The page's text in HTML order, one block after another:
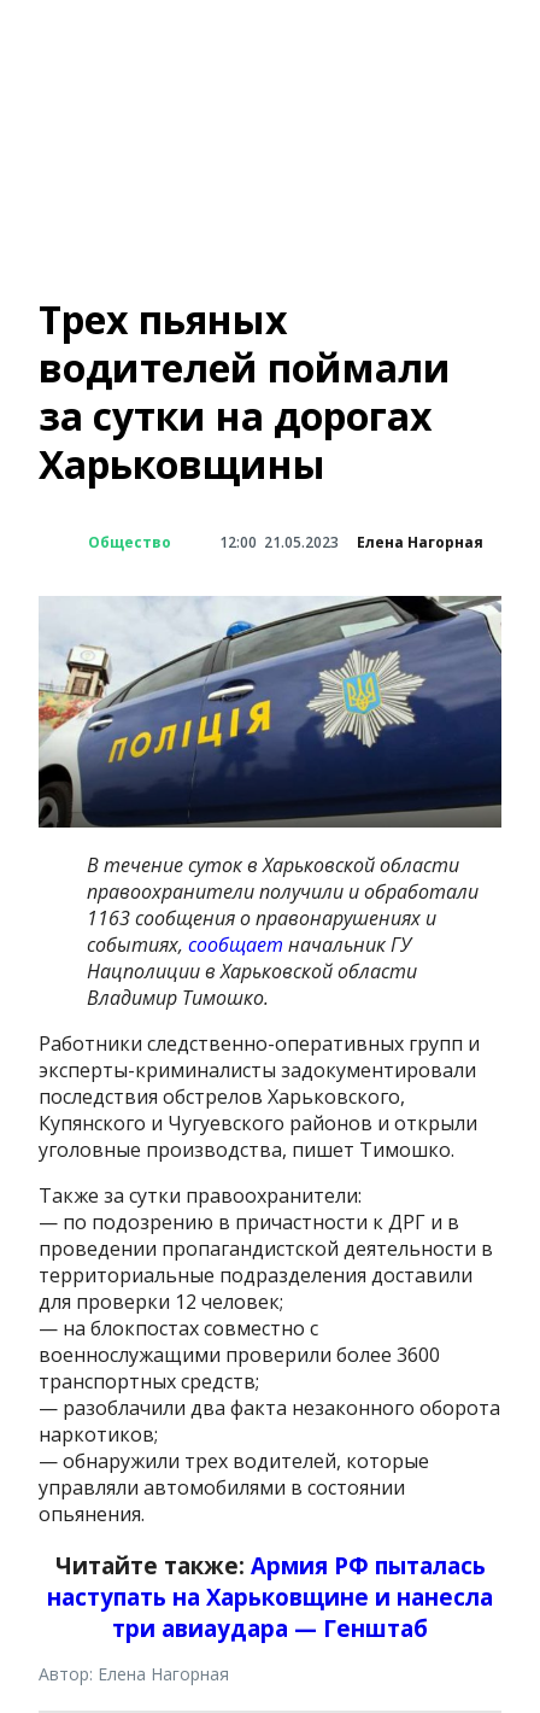
Трех пьяных
водителей поймали
за сутки на дорогах
Харьковщины
Общество 12:00 21.05.2023 Елена Нагорная
В течение суток в Харьковской области
правоохранители получили и обработали
1163 сообщения о правонарушениях и
событиях,сообщает начальник ГУ
Нацполиции в Харьковской области
Владимир Тимошко.
Работники следственно-оперативных групп и
эксперты-криминалисты задокументировали
последствия обстрелов Харьковского,
Купянского и Чугуевского районов и открыли
уголовные производства, пишет Тимошко.
Также за сутки правоохранители:
— по подозрению в причастности к ДРГ и в
проведении пропагандистской деятельности в
территориальные подразделения доставили
для проверки 12 человек;
— на блокпостах совместно с
военнослужащими проверили более 3600
транспортных средств;
— разоблачили два факта незаконного оборота
наркотиков;
— обнаружили трех водителей, которые
управляли автомобилями в состоянии
опьянения.
Читайте также: Армия РФ пыталась
наступать на Харьковщине и нанесла
три авиаудара — Генштаб
Автор: Елена Нагорная